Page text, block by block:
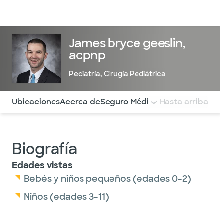
James bryce geeslin,
acpnp
Pediatría, Cirugía Pediátrica
Utilice esta navegación para saltar rápidamente a
UbicacionesAcerca deSeguro Médico COMENTARIOS
Hasta arriba
Biografía
Edades vistas
Bebés y niños pequeños (edades 0-2)
Niños (edades 3-11)